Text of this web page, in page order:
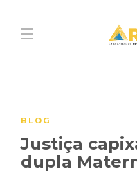
BLOG
Justiça
dupla